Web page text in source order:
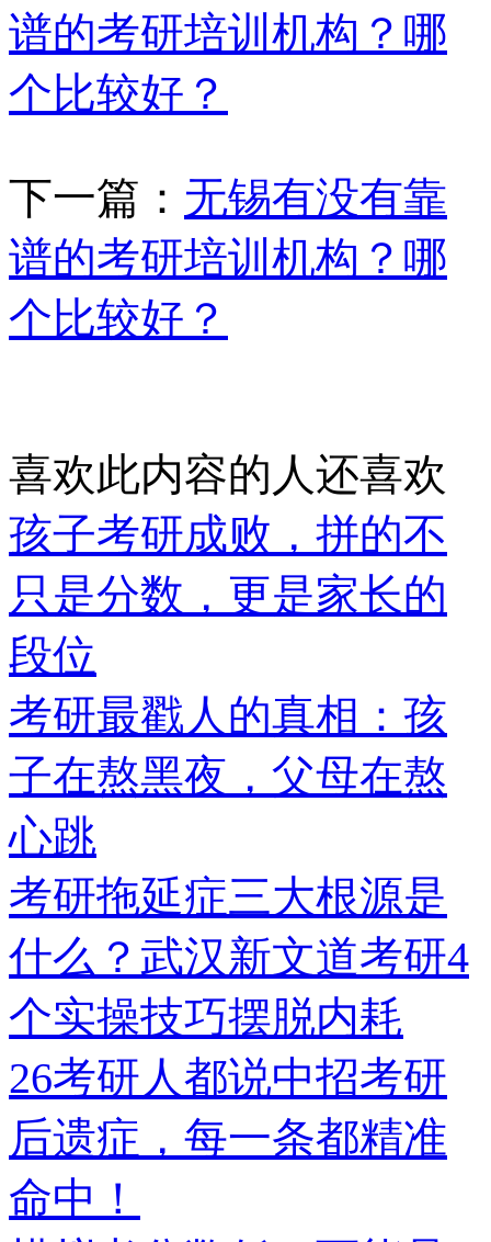
谱的考研培训机构？哪
个比较好？
下一篇： 无锡有没有靠
谱的考研培训机构？哪
个比较好？
喜欢此内容的人还喜欢
孩子考研成败，拼的不
只是分数，更是家长的
段位
考研最戳人的真相：孩
子在熬黑夜，父母在熬
心跳
考研拖延症三大根源是
什么？武汉新文道考研4
个实操技巧摆脱内耗
26考研人都说中招考研
后遗症，每一条都精准
命中！